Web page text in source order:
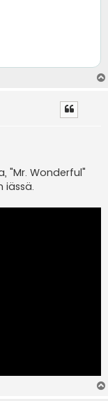
"Mr. Wonderful"
iässä.